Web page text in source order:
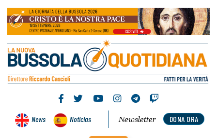
News Noticias DONA ORA
Newsletter